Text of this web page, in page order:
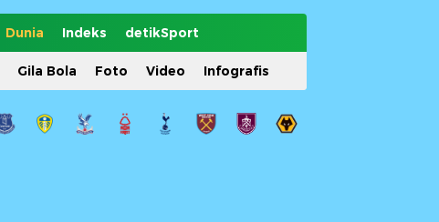
Dunia Indeks detikSport
Gila Bola Foto Video Infografis